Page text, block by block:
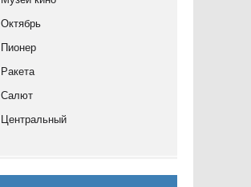
Октябрь
Пионер
Ракета
Салют
Центральный